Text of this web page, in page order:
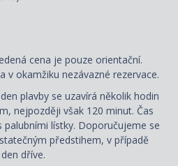
cena je pouze orientační.
v okamžiku nezávazné rezervace.
plavby se uzavírá několik hodin
nejpozději však 120 minut. Čas
palubními lístky. Doporučujeme se
předstihem, v případě
dříve.